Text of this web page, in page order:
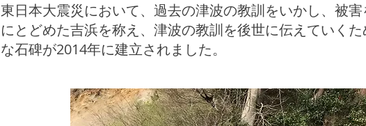
東日本大震災において、過去の津波の教訓をいかし、被
にとどめた吉浜を称え、津波の教訓を後世に伝えていく
な石碑が2014年に建立されました。